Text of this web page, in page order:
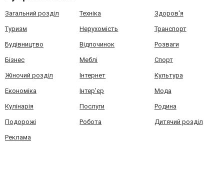
Загальний розділ Техніка Здоров'я
Туризм Нерухомість Транспорт
Будівництво Відпочинок Розваги
Бізнес Меблі Спорт
Жіночий розділ Інтернет Культура
Економіка Інтер'єр Мода
Кулінарія Послуги Родина
Подорожі Робота Дитячий розділ
Реклама